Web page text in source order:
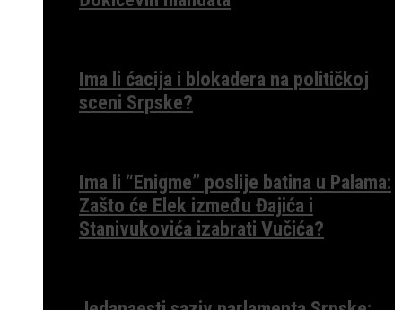
Ima li ćacija i blokadera na političkoj
sceni Srpske?
Ima li “Enigme” poslije batina u Palama:
Zašto će Elek između Đajića i
Stanivukovića izabrati Vučića?